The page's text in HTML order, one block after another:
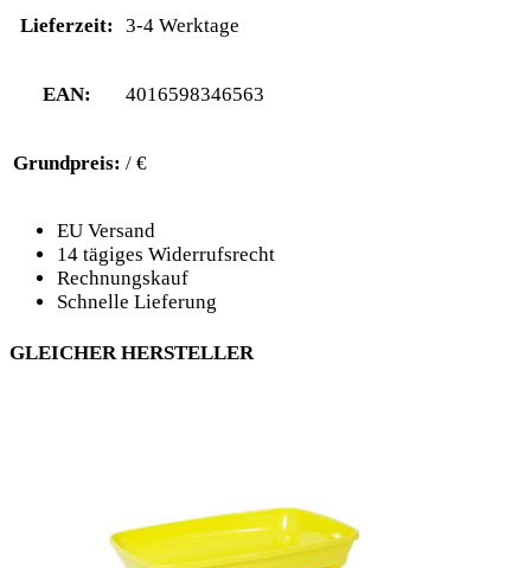
Lieferzeit: 3-4 Werktage
EAN: 4016598346563
Grundpreis: / €
EU Versand
14 tägiges Widerrufsrecht
Rechnungskauf
Schnelle Lieferung
GLEICHER HERSTELLER